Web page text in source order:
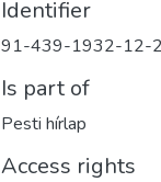
Identifier
91-439-1932-12-
Is part of
Pesti hírlap
Access rights